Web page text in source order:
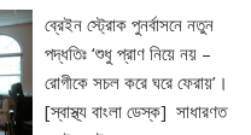
ব্রেইন স্ট্রোক পুনর্বাসনে নতুন
পদ্ধতিঃ ‘শুধু প্রাণ নিয়ে নয় –
রোগীকে সচল করে ঘরে ফেরায়’।
[স্বাস্থ্য বাংলা ডেস্ক] সাধারণত